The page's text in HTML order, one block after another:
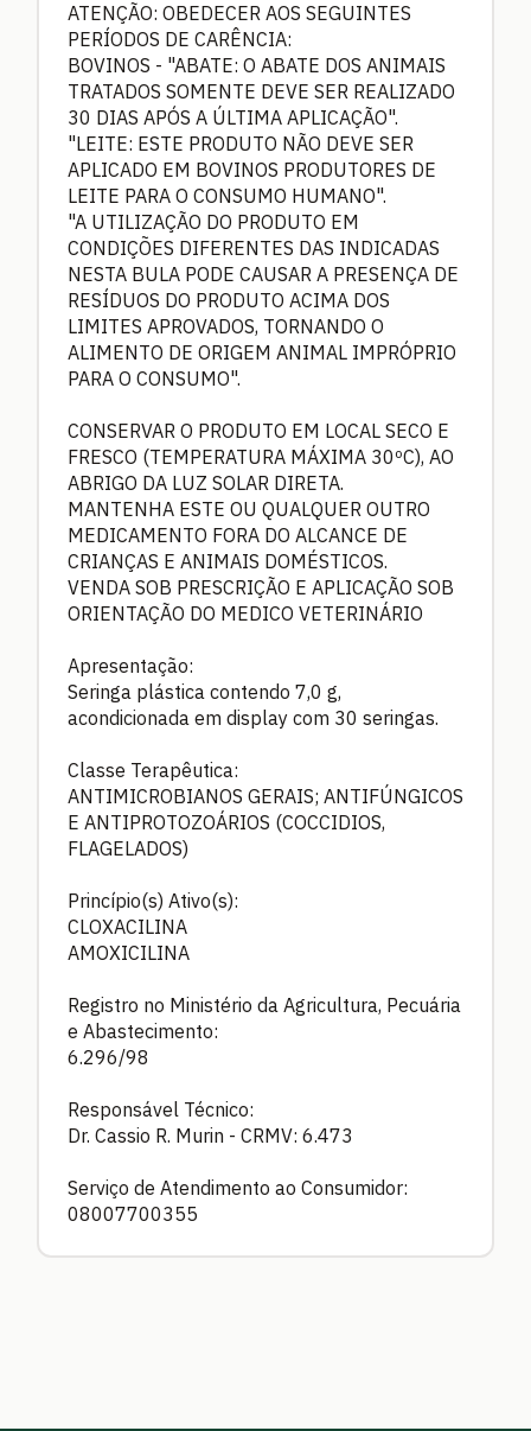
ATENÇÃO: OBEDECER AOS SEGUINTES
PERÍODOS DE CARÊNCIA:
BOVINOS - "ABATE: O ABATE DOS ANIMAIS
TRATADOS SOMENTE DEVE SER REALIZADO
30 DIAS APÓS A ÚLTIMA APLICAÇÃO".
"LEITE: ESTE PRODUTO NÃO DEVE SER
APLICADO EM BOVINOS PRODUTORES DE
LEITE PARA O CONSUMO HUMANO".
"A UTILIZAÇÃO DO PRODUTO EM
CONDIÇÕES DIFERENTES DAS INDICADAS
NESTA BULA PODE CAUSAR A PRESENÇA DE
RESÍDUOS DO PRODUTO ACIMA DOS
LIMITES APROVADOS, TORNANDO O
ALIMENTO DE ORIGEM ANIMAL IMPRÓPRIO
PARA O CONSUMO".
CONSERVAR O PRODUTO EM LOCAL SECO E
FRESCO (TEMPERATURA MÁXIMA 30ºC), AO
ABRIGO DA LUZ SOLAR DIRETA.
MANTENHA ESTE OU QUALQUER OUTRO
MEDICAMENTO FORA DO ALCANCE DE
CRIANÇAS E ANIMAIS DOMÉSTICOS.
VENDA SOB PRESCRIÇÃO E APLICAÇÃO SOB
ORIENTAÇÃO DO MEDICO VETERINÁRIO
Apresentação:
Seringa plástica contendo 7,0 g,
acondicionada em display com 30 seringas.
Classe Terapêutica:
ANTIMICROBIANOS GERAIS; ANTIFÚNGICOS
E ANTIPROTOZOÁRIOS (COCCIDIOS,
FLAGELADOS)
Princípio(s) Ativo(s):
CLOXACILINA
AMOXICILINA
Registro no Ministério da Agricultura, Pecuária
e Abastecimento:
6.296/98
Responsável Técnico:
Dr. Cassio R. Murin - CRMV: 6.473
Serviço de Atendimento ao Consumidor:
08007700355